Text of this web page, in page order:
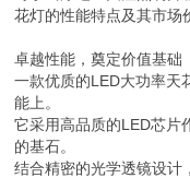
花灯的性能特点及其市场
卓越性能，奠定价值基础
一款优质的LED大功率天
能上。
它采用高品质的LED芯片
的基石。
结合精密的光学透镜设计